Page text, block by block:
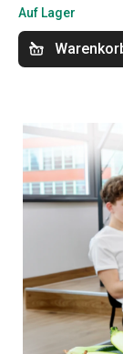
Auf Lager